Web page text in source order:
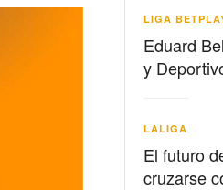
LIGA
Eduard
y
LALIGA
El futuro
cruzarse